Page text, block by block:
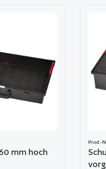
mm hoch
Prod.-